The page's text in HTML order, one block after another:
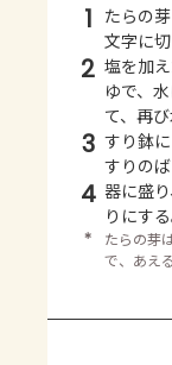
1 たらの
文字に
2 塩を加
ゆで、
て、再
3 すり鉢
すりの
4 器に盛り
りにする
＊
たらの芽
で、あえ